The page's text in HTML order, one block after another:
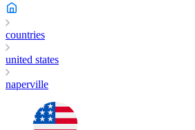
countries
united states
naperville